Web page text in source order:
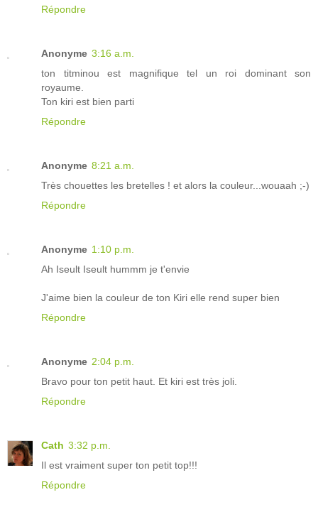
Répondre
Anonyme 3:16 a.m.
ton titminou est magnifique tel un roi dominant son
royaume.
Ton kiri est bien parti
Répondre
Anonyme 8:21 a.m.
Très chouettes les bretelles ! et alors la couleur...wouaah ;-)
Répondre
Anonyme 1:10 p.m.
Ah Iseult Iseult hummm je t'envie
J'aime bien la couleur de ton Kiri elle rend super bien
Répondre
Anonyme 2:04 p.m.
Bravo pour ton petit haut. Et kiri est très joli.
Répondre
Cath 3:32 p.m.
Il est vraiment super ton petit top!!!
Répondre